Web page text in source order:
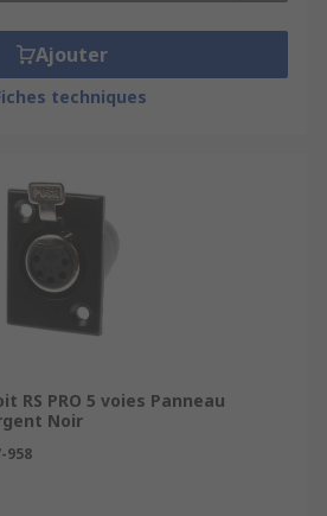
Ajouter
techniques
RS PRO 5 voies Panneau
Noir
958